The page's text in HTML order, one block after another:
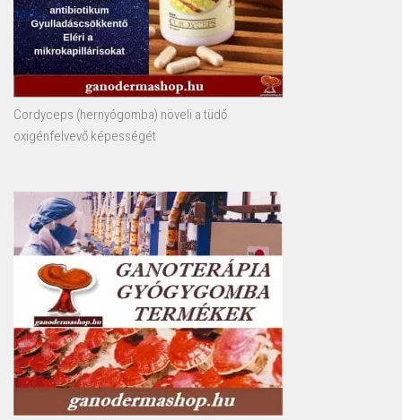
Cordyceps (hernyógomba) növeli a tüdő
oxigénfelvevő képességét